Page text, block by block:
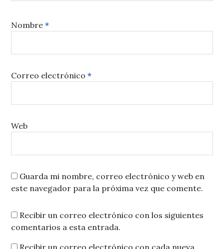
Nombre*
Correo electrónico*
Web
Guarda mi nombre, correo electrónico y web en
este navegador para la próxima vez que comente.
Recibir un correo electrónico con los siguientes
comentarios a esta entrada.
Recibir un correo electrónico con cada nueva